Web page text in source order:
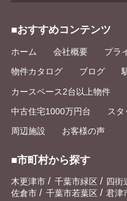
■おすすめコンテンツ
ホーム 会社概要 プラ
物件カタログ ブログ
カースペース2台以上物件
中古住宅1000万円台 スタ
周辺施設 お客様の声
■市町村から探す
木更津市 / 千葉市緑区 / 四街
佐倉市 / 千葉市若葉区 / 君津